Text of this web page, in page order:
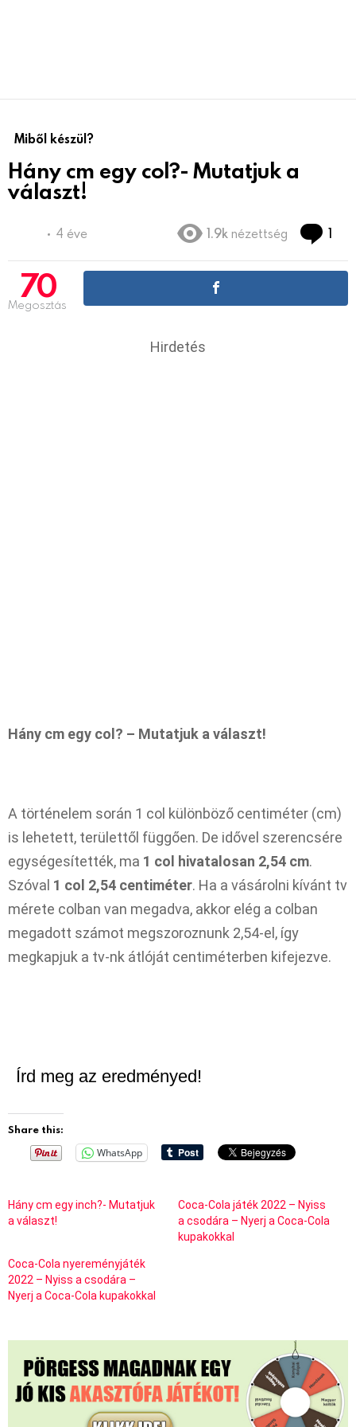
Miből készül?
Hány cm egy col?- Mutatjuk a
választ!
4 éve 1.9k nézettség 1
70
Megosztás
Hirdetés
Hány cm egy col? – Mutatjuk a választ!
A történelem során 1 col különböző centiméter (cm)
is lehetett, területtől függően. De idővel szerencsére
egységesítették, ma 1 col hivatalosan 2,54 cm.
Szóval 1 col 2,54 centiméter. Ha a vásárolni kívánt tv
mérete colban van megadva, akkor elég a colban
megadott számot megszoroznunk 2,54-el, így
megkapjuk a tv-nk átlóját centiméterben kifejezve.
Írd meg az eredményed!
Share this:
WhatsApp
Hány cm egy inch?- Mutatjuk
a választ!
Coca-Cola játék 2022 – Nyiss
a csodára – Nyerj a Coca-Cola
kupakokkal
Coca-Cola nyereményjáték
2022 – Nyiss a csodára –
Nyerj a Coca-Cola kupakokkal